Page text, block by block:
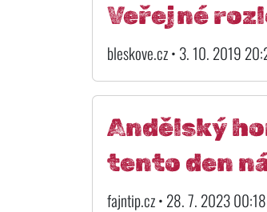
Veřejné
bleskove.cz • 3. 10. 2019
Andělský
tento den
fajntip.cz • 28. 7. 2023 00:18